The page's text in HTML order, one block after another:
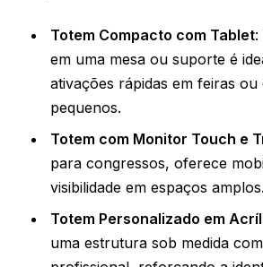
Totem Compacto com Tablet:
em uma mesa ou suporte é
ativações rápidas em feiras ou
pequenos.
Totem com Monitor Touch e
para congressos, oferece
visibilidade em espaços amplos.
Totem Personalizado em
uma estrutura sob medida